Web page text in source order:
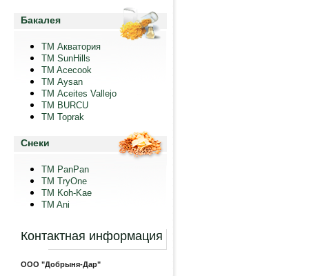
Бакалея
ТМ Акватория
ТМ SunHills
TM Acecook
ТМ Aysan
ТМ Aceites Vallejo
TM BURCU
TM Toprak
Снеки
TM PanPan
ТМ TryOne
ТМ Koh-Kae
TM Ani
Контактная информация
ООО "Добрыня-Дар"